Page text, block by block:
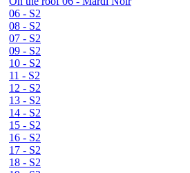
06 - S2
08 - S2
07 - S2
09 - S2
10 - S2
11 - S2
12 - S2
13 - S2
14 - S2
15 - S2
16 - S2
17 - S2
18 - S2